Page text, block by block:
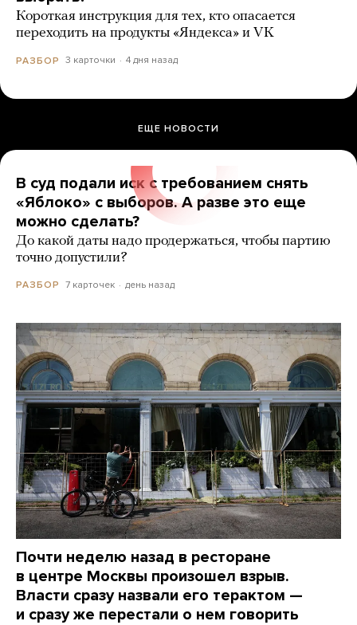
Короткая инструкция для тех, кто опасается
переходить на продукты «Яндекса» и VK
РАЗБОР 3 карточки 4 дня назад
ЕЩЕ НОВОСТИ
В суд подали иск с требованием снять
«Яблоко» с выборов. А разве это еще
можно сделать?
До какой даты надо продержаться, чтобы партию
точно допустили?
РАЗБОР 7 карточек день назад
Почти неделю назад в ресторане
в центре Москвы произошел взрыв.
Власти сразу назвали его терактом —
и сразу же перестали о нем говорить